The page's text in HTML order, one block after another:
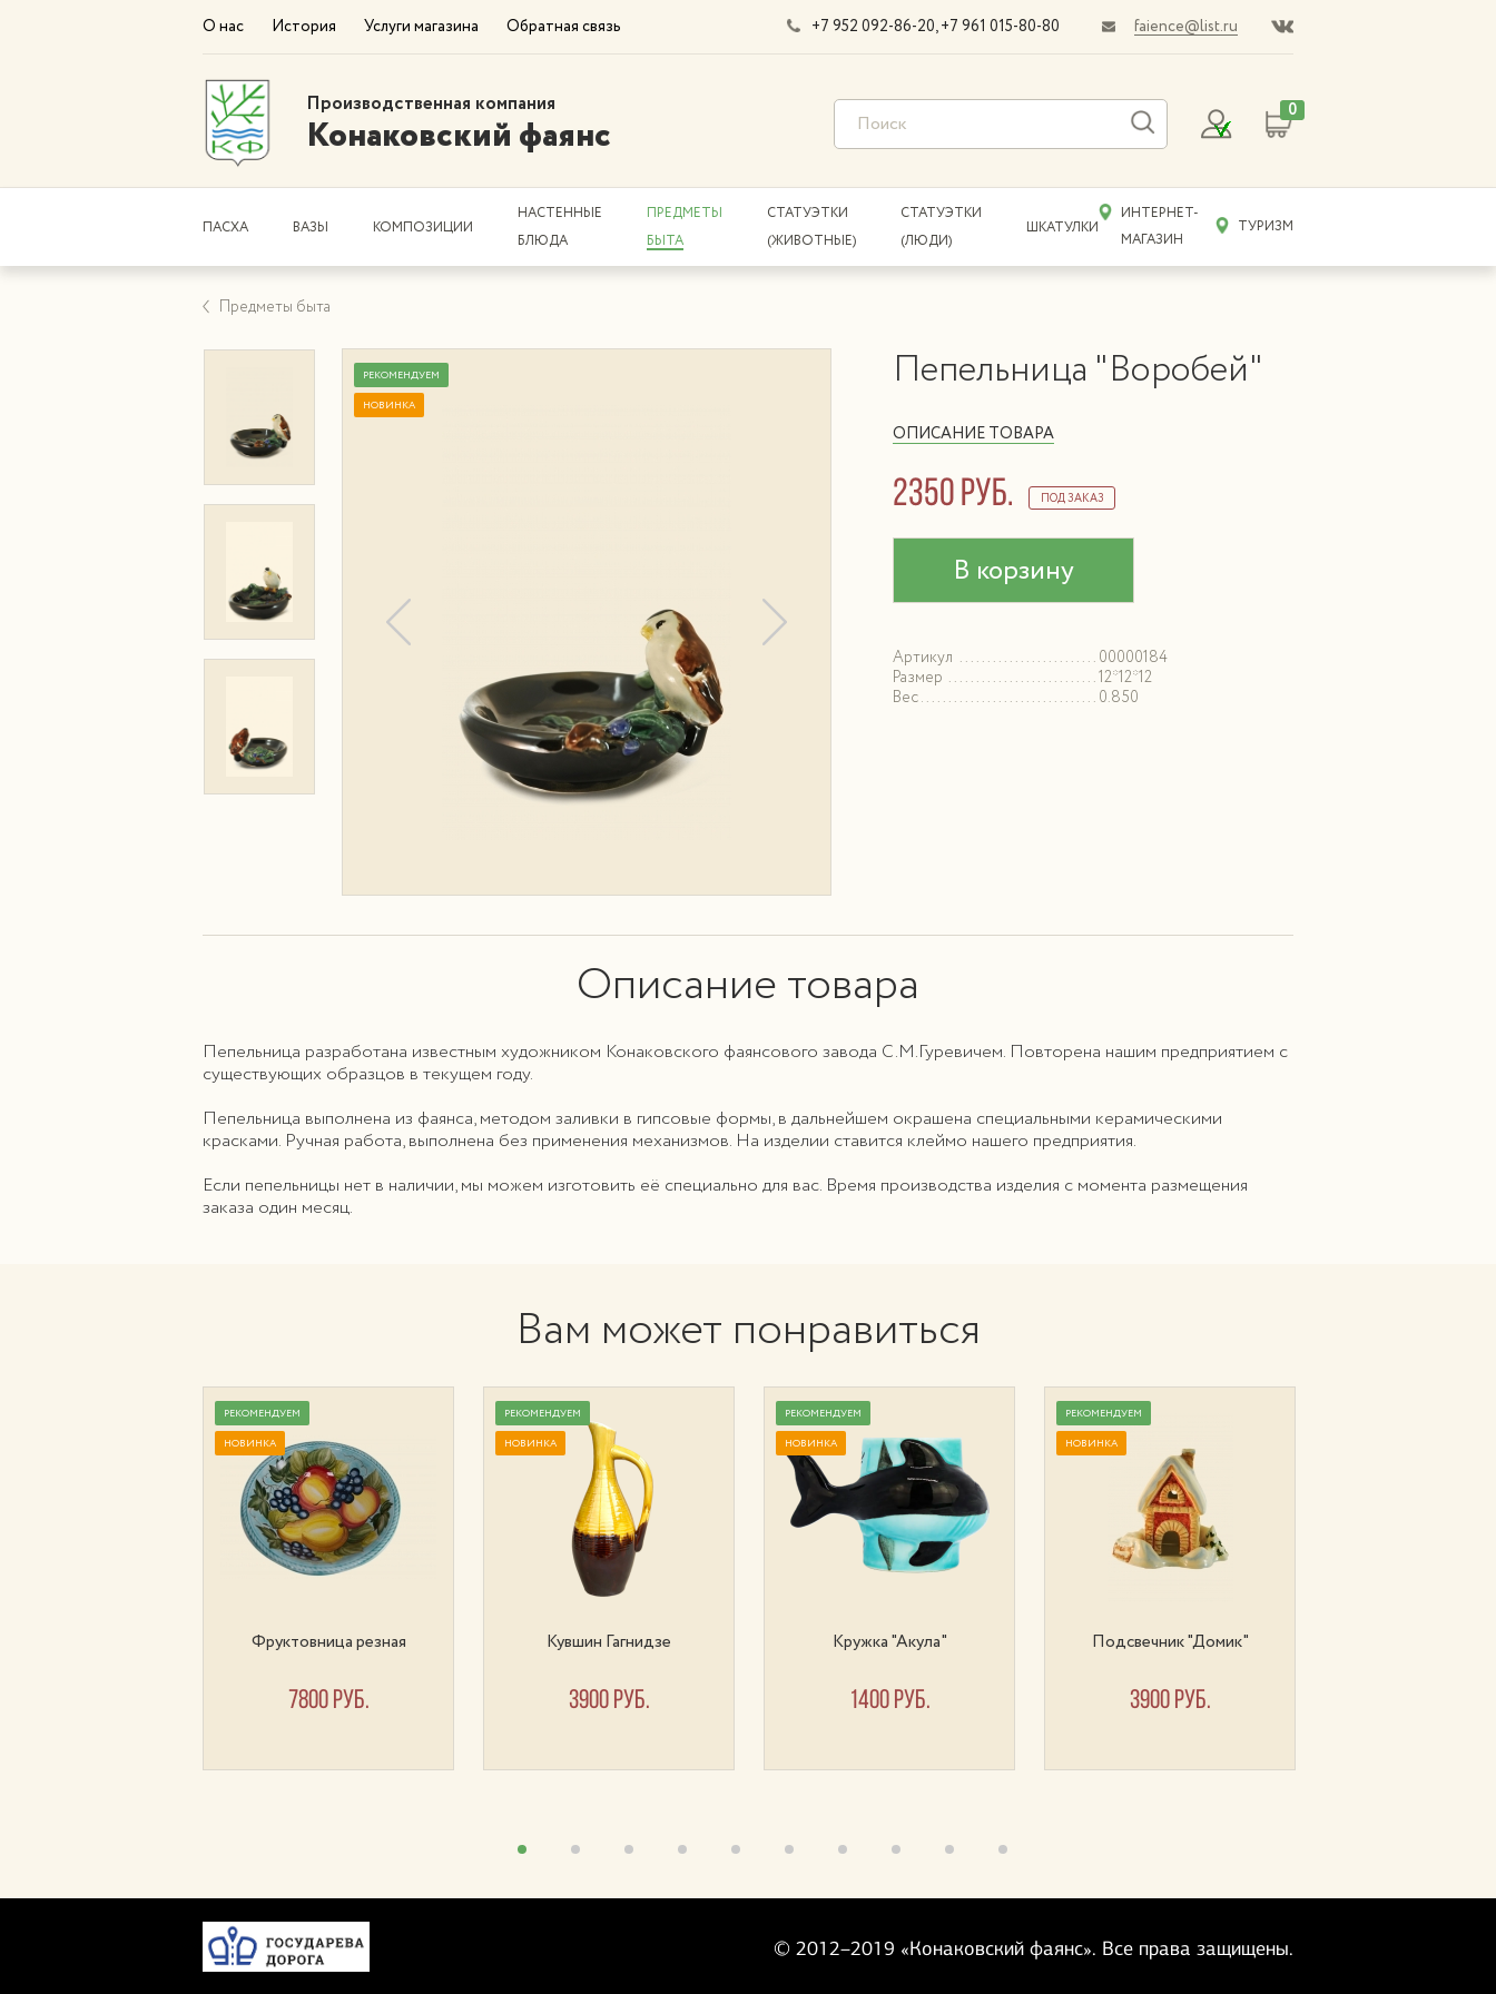
О нас История Услуги магазина Обратная связь +7 952 092-86-20 +7 961 015-80-80 faience@list.ru
Производственная компания
Конаковский фаянс
0
ПАСХА ВАЗЫ КОМПОЗИЦИИ
НАСТЕННЫЕ
БЛЮДА
ПРЕДМЕТЫ
БЫТА
СТАТУЭТКИ
(ЖИВОТНЫЕ)
СТАТУЭТКИ
(ЛЮДИ)
ШКАТУЛКИ
ИНТЕРНЕТ-
МАГАЗИН
ТУРИЗМ
Предметы быта
РЕКОМЕНДУЕМ
НОВИНКА
Пепельница "Воробей"
ОПИСАНИЕ ТОВАРА
2350 руб. ПОД ЗАКАЗ
В корзину
Артикул
00000184
Размер
12*12*12
Вес
0.850
Описание товара
Пепельница разработана известным художником Конаковского фаянсового завода С.М.Гуревичем. Повторена нашим предприятием с
существующих образцов в текущем году.
Пепельница выполнена из фаянса, методом заливки в гипсовые формы, в дальнейшем окрашена специальными керамическими
красками. Ручная работа, выполнена без применения механизмов. На изделии ставится клеймо нашего предприятия.
Если пепельницы нет в наличии, мы можем изготовить её специально для вас. Время производства изделия с момента размещения
заказа один месяц.
Вам может понравиться
РЕКОМЕНДУЕМ
НОВИНКА
Фруктовница резная
7800 руб.
РЕКОМЕНДУЕМ
НОВИНКА
Кувшин Гагнидзе
3900 руб.
РЕКОМЕНДУЕМ
НОВИНКА
Кружка "Акула"
1400 руб.
РЕКОМЕНДУЕМ
НОВИНКА
Подсвечник "Домик"
3900 руб.
© 2012–2019 «Конаковский фаянс». Все права защищены.